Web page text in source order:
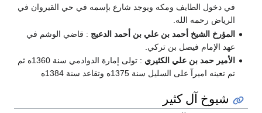
في دخول الطايف ومكه ويوجد شارع بإسمه في حي القيروان في
الرياض رحمه الله.
المؤرخ الشيخ أحمد بن علي بن أحمد الدعيج : قاضي الوشم في
عهد الإمام فيصل بن تركي.
الأمير حمد بن علي الكثيري
: تولى إمارة الدوادمي سنة 1360ه ثم
تم تعينه اميرآ على السليل سنة 1375ه وتقاعد سنة 1384ه
شيوخ آل كثير